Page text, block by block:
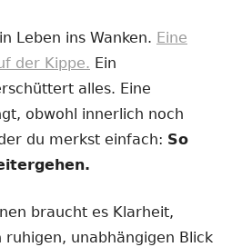
Leben ins Wanken. Eine
der Kippe. Ein
alles. Eine
obwohl innerlich noch
du merkst einfach: So
braucht es Klarheit,
unabhängigen Blick